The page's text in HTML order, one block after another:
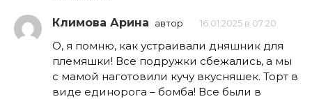
Климова Арина автор 16.01.2025 в 07:20
О, я помню, как устраивали дняшник для
племяшки! Все подружки сбежались, а мы
с мамой наготовили кучу вкусняшек. Торт в
виде единорога – бомба! Все были в